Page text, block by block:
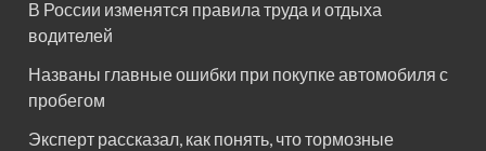
В России изменятся правила труда и отдыха
водителей
Названы главные ошибки при покупке автомобиля с
пробегом
Эксперт рассказал, как понять, что тормозные